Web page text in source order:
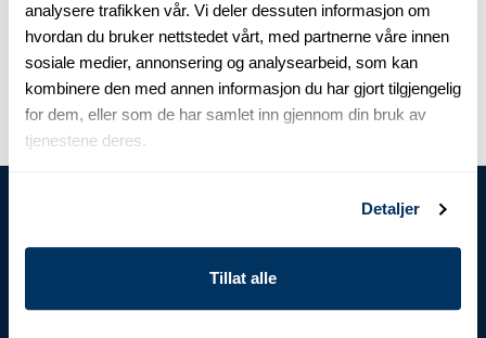
analysere trafikken vår. Vi deler dessuten informasjon om
hvordan du bruker nettstedet vårt, med partnerne våre innen
sosiale medier, annonsering og analysearbeid, som kan
kombinere den med annen informasjon du har gjort tilgjengelig
for dem, eller som de har samlet inn gjennom din bruk av
tjenestene deres.
Detaljer
Tillat alle
Lett polstret Lys
Nåværende pris:kr 1 799 Forrige pris:kr 2 999
kr 1 799 kr 2 999
Dunpolstret Mørk
grønn vest
Nåværende pris:kr 1 850
kr 1 850 kr 3 699